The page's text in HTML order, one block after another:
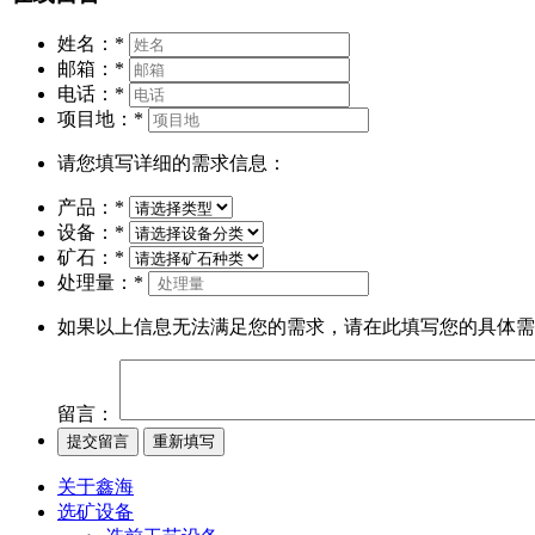
姓名： *
邮箱： *
电话： *
项目地： *
请您填写详细的需求信息：
产品： *
设备： *
矿石： *
处理量： *
如果以上信息无法满足您的需求，请在此填写您的具体
留言：
关于鑫海
选矿设备